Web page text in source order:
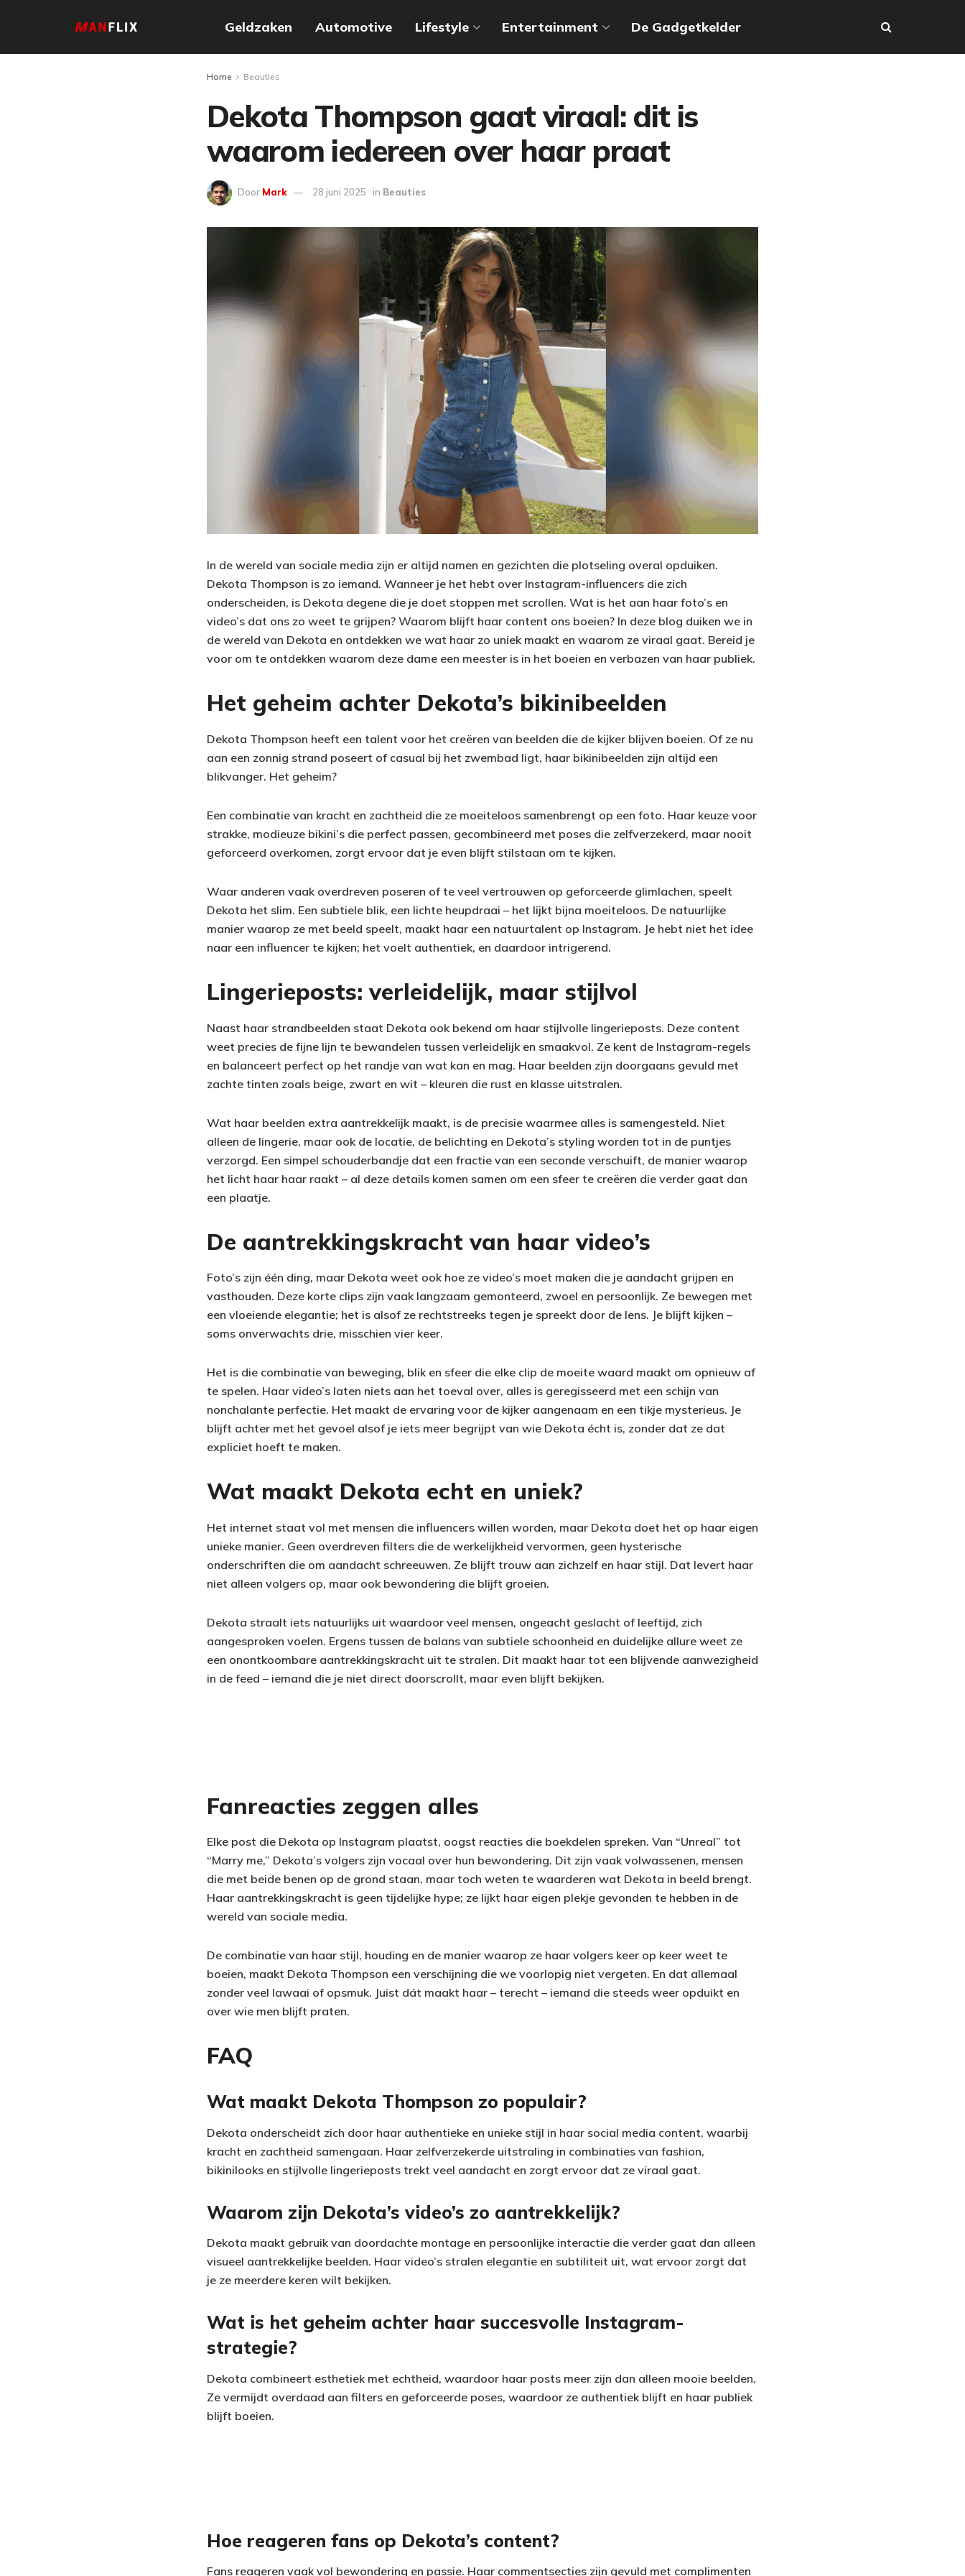
Geldzaken Automotive Lifestyle Entertainment De Gadgetkelder
Home Beauties
Dekota Thompson gaat viraal: dit is
waarom iedereen over haar praat
Door Mark 28 juni 2025 in Beauties
In de wereld van sociale media zijn er altijd namen en gezichten die plotseling overal opduiken.
Dekota Thompson is zo iemand. Wanneer je het hebt over Instagram-influencers die zich
onderscheiden, is Dekota degene die je doet stoppen met scrollen. Wat is het aan haar foto’s en
video’s dat ons zo weet te grijpen? Waarom blijft haar content ons boeien? In deze blog duiken we in
de wereld van Dekota en ontdekken we wat haar zo uniek maakt en waarom ze viraal gaat. Bereid je
voor om te ontdekken waarom deze dame een meester is in het boeien en verbazen van haar publiek.
Het geheim achter Dekota’s bikinibeelden
Dekota Thompson heeft een talent voor het creëren van beelden die de kijker blijven boeien. Of ze nu
aan een zonnig strand poseert of casual bij het zwembad ligt, haar bikinibeelden zijn altijd een
blikvanger. Het geheim?
Een combinatie van kracht en zachtheid die ze moeiteloos samenbrengt op een foto. Haar keuze voor
strakke, modieuze bikini’s die perfect passen, gecombineerd met poses die zelfverzekerd, maar nooit
geforceerd overkomen, zorgt ervoor dat je even blijft stilstaan om te kijken.
Waar anderen vaak overdreven poseren of te veel vertrouwen op geforceerde glimlachen, speelt
Dekota het slim. Een subtiele blik, een lichte heupdraai – het lijkt bijna moeiteloos. De natuurlijke
manier waarop ze met beeld speelt, maakt haar een natuurtalent op Instagram. Je hebt niet het idee
naar een influencer te kijken; het voelt authentiek, en daardoor intrigerend.
Lingerieposts: verleidelijk, maar stijlvol
Naast haar strandbeelden staat Dekota ook bekend om haar stijlvolle lingerieposts. Deze content
weet precies de fijne lijn te bewandelen tussen verleidelijk en smaakvol. Ze kent de Instagram-regels
en balanceert perfect op het randje van wat kan en mag. Haar beelden zijn doorgaans gevuld met
zachte tinten zoals beige, zwart en wit – kleuren die rust en klasse uitstralen.
Wat haar beelden extra aantrekkelijk maakt, is de precisie waarmee alles is samengesteld. Niet
alleen de lingerie, maar ook de locatie, de belichting en Dekota’s styling worden tot in de puntjes
verzorgd. Een simpel schouderbandje dat een fractie van een seconde verschuift, de manier waarop
het licht haar haar raakt – al deze details komen samen om een sfeer te creëren die verder gaat dan
een plaatje.
De aantrekkingskracht van haar video’s
Foto’s zijn één ding, maar Dekota weet ook hoe ze video’s moet maken die je aandacht grijpen en
vasthouden. Deze korte clips zijn vaak langzaam gemonteerd, zwoel en persoonlijk. Ze bewegen met
een vloeiende elegantie; het is alsof ze rechtstreeks tegen je spreekt door de lens. Je blijft kijken –
soms onverwachts drie, misschien vier keer.
Het is die combinatie van beweging, blik en sfeer die elke clip de moeite waard maakt om opnieuw af
te spelen. Haar video’s laten niets aan het toeval over, alles is geregisseerd met een schijn van
nonchalante perfectie. Het maakt de ervaring voor de kijker aangenaam en een tikje mysterieus. Je
blijft achter met het gevoel alsof je iets meer begrijpt van wie Dekota écht is, zonder dat ze dat
expliciet hoeft te maken.
Wat maakt Dekota echt en uniek?
Het internet staat vol met mensen die influencers willen worden, maar Dekota doet het op haar eigen
unieke manier. Geen overdreven filters die de werkelijkheid vervormen, geen hysterische
onderschriften die om aandacht schreeuwen. Ze blijft trouw aan zichzelf en haar stijl. Dat levert haar
niet alleen volgers op, maar ook bewondering die blijft groeien.
Dekota straalt iets natuurlijks uit waardoor veel mensen, ongeacht geslacht of leeftijd, zich
aangesproken voelen. Ergens tussen de balans van subtiele schoonheid en duidelijke allure weet ze
een onontkoombare aantrekkingskracht uit te stralen. Dit maakt haar tot een blijvende aanwezigheid
in de feed – iemand die je niet direct doorscrollt, maar even blijft bekijken.
Fanreacties zeggen alles
Elke post die Dekota op Instagram plaatst, oogst reacties die boekdelen spreken. Van “Unreal” tot
“Marry me,” Dekota’s volgers zijn vocaal over hun bewondering. Dit zijn vaak volwassenen, mensen
die met beide benen op de grond staan, maar toch weten te waarderen wat Dekota in beeld brengt.
Haar aantrekkingskracht is geen tijdelijke hype; ze lijkt haar eigen plekje gevonden te hebben in de
wereld van sociale media.
De combinatie van haar stijl, houding en de manier waarop ze haar volgers keer op keer weet te
boeien, maakt Dekota Thompson een verschijning die we voorlopig niet vergeten. En dat allemaal
zonder veel lawaai of opsmuk. Juist dát maakt haar – terecht – iemand die steeds weer opduikt en
over wie men blijft praten.
FAQ
Wat maakt Dekota Thompson zo populair?
Dekota onderscheidt zich door haar authentieke en unieke stijl in haar social media content, waarbij
kracht en zachtheid samengaan. Haar zelfverzekerde uitstraling in combinaties van fashion,
bikinilooks en stijlvolle lingerieposts trekt veel aandacht en zorgt ervoor dat ze viraal gaat.
Waarom zijn Dekota’s video’s zo aantrekkelijk?
Dekota maakt gebruik van doordachte montage en persoonlijke interactie die verder gaat dan alleen
visueel aantrekkelijke beelden. Haar video’s stralen elegantie en subtiliteit uit, wat ervoor zorgt dat
je ze meerdere keren wilt bekijken.
Wat is het geheim achter haar succesvolle Instagram-
strategie?
Dekota combineert esthetiek met echtheid, waardoor haar posts meer zijn dan alleen mooie beelden.
Ze vermijdt overdaad aan filters en geforceerde poses, waardoor ze authentiek blijft en haar publiek
blijft boeien.
Hoe reageren fans op Dekota’s content?
Fans reageren vaak vol bewondering en passie. Haar commentsecties zijn gevuld met complimenten